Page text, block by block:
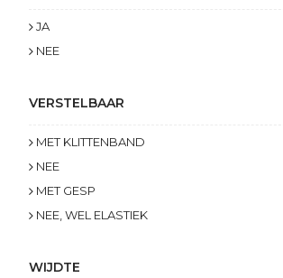
JA
NEE
VERSTELBAAR
MET KLITTENBAND
NEE
MET GESP
NEE, WEL ELASTIEK
WIJDTE